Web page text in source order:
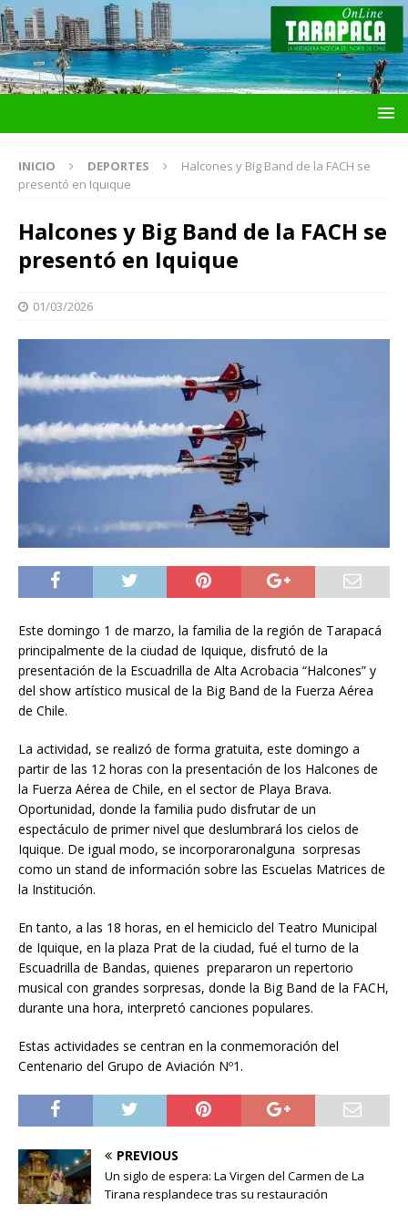
INICIO DEPORTES
Halcones y Big Band de la FACH se
presentó en Iquique
Halcones y Big Band de la FACH se
presentó en Iquique
01/03/2026
Este domingo 1 de marzo, la familia de la región de Tarapacá
principalmente de la ciudad de Iquique, disfrutó de la
presentación de la Escuadrilla de Alta Acrobacia “Halcones” y
del show artístico musical de la Big Band de la Fuerza Aérea
de Chile.
La actividad, se realizó de forma gratuita, este domingo a
partir de las 12 horas con la presentación de los Halcones de
la Fuerza Aérea de Chile, en el sector de Playa Brava.
Oportunidad, donde la familia pudo disfrutar de un
espectáculo de primer nivel que deslumbrará los cielos de
Iquique. De igual modo, se incorporaronalguna sorpresas
como un stand de información sobre las Escuelas Matrices de
la Institución.
En tanto, a las 18 horas, en el hemiciclo del Teatro Municipal
de Iquique, en la plaza Prat de la ciudad, fué el turno de la
Escuadrilla de Bandas, quienes prepararon un repertorio
musical con grandes sorpresas, donde la Big Band de la FACH,
durante una hora, interpretó canciones populares.
Estas actividades se centran en la conmemoración del
Centenario del Grupo de Aviación Nº1.
PREVIOUS
Un siglo de espera: La Virgen del Carmen de La
Tirana resplandece tras su restauración